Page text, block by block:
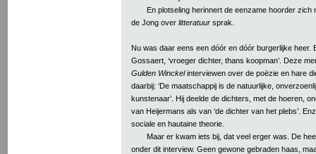
En plotseling herinnert de eenzame hoorder zich
de Jong over litteratuur sprak.
Nu was daar eens een dóór en dóór burgerlijke heer.
Gossaert, ‘vroeger dichter, thans koopman’. Deze
Gulden Winckelinterviewen over de poëzie en hare
daarbij: ‘De maatschappij is de natuurlijke,
kunstenaar’. Hij deelde de dichters, met de hoeren,
van Heijermans als van ‘de dichter van het plebs’.
sociale en hautaine theorie.
Maar er kwam iets bij, dat veel erger was. De
onder dit interview. Geen gewone gebraden haas,